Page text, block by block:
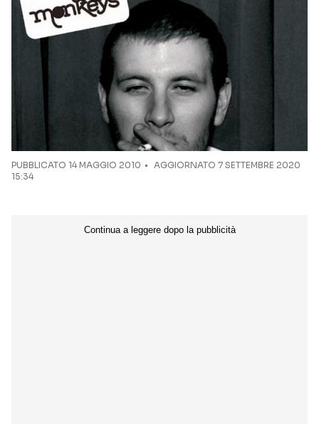
PUBBLICATO 14 MAGGIO 2010
AGGIORNATO 7 SETTEMBRE 2020
15:34